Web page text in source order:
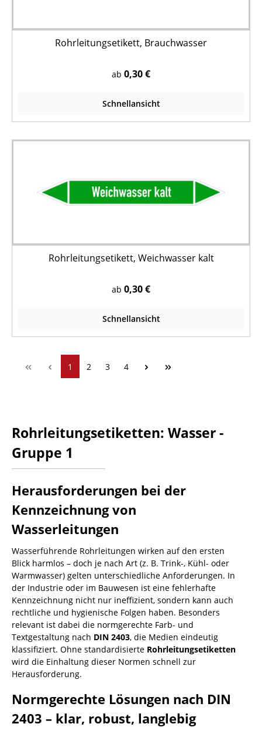
Rohrleitungsetikett, Brauchwasser
ab 0,30 €
Schnellansicht
Rohrleitungsetikett, Weichwasser kalt
ab 0,30 €
Schnellansicht
1 2 3 4
Rohrleitungsetiketten: Wasser -
Gruppe 1
Herausforderungen bei der
Kennzeichnung von
Wasserleitungen
Wasserführende Rohrleitungen wirken auf den ersten
Blick harmlos – doch je nach Art (z. B. Trink-, Kühl- oder
Warmwasser) gelten unterschiedliche Anforderungen. In
der Industrie oder im Bauwesen ist eine fehlerhafte
Kennzeichnung nicht nur ineffizient, sondern kann auch
rechtliche und hygienische Folgen haben. Besonders
relevant ist dabei die normgerechte Farb- und
Textgestaltung nach DIN 2403, die Medien eindeutig
klassifiziert. Ohne standardisierte Rohrleitungsetiketten
wird die Einhaltung dieser Normen schnell zur
Herausforderung.
Normgerechte Lösungen nach DIN
2403 – klar, robust, langlebig